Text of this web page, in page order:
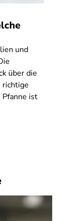
und
über die
richtige
ist